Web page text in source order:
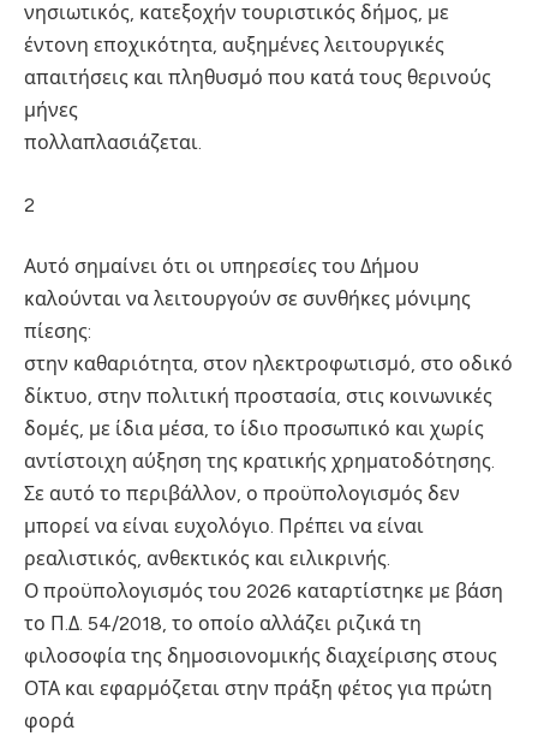
νησιωτικός, κατεξοχήν τουριστικός δήμος, με
έντονη εποχικότητα, αυξημένες λειτουργικές
απαιτήσεις και πληθυσμό που κατά τους θερινούς
μήνες
πολλαπλασιάζεται.
2
Αυτό σημαίνει ότι οι υπηρεσίες του Δήμου
καλούνται να λειτουργούν σε συνθήκες μόνιμης
πίεσης:
στην καθαριότητα, στον ηλεκτροφωτισμό, στο οδικό
δίκτυο, στην πολιτική προστασία, στις κοινωνικές
δομές, με ίδια μέσα, το ίδιο προσωπικό και χωρίς
αντίστοιχη αύξηση της κρατικής χρηματοδότησης.
Σε αυτό το περιβάλλον, ο προϋπολογισμός δεν
μπορεί να είναι ευχολόγιο. Πρέπει να είναι
ρεαλιστικός, ανθεκτικός και ειλικρινής.
Ο προϋπολογισμός του 2026 καταρτίστηκε με βάση
το Π.Δ. 54/2018, το οποίο αλλάζει ριζικά τη
φιλοσοφία της δημοσιονομικής διαχείρισης στους
ΟΤΑ και εφαρμόζεται στην πράξη φέτος για πρώτη
φορά